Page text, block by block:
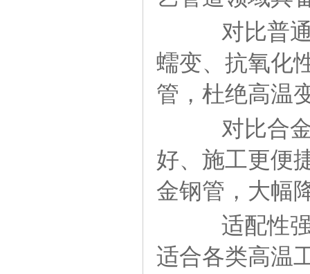
对比普通
蠕变、抗氧化
管，杜绝高温
对比合金
好、施工更便
金钢管，大幅
适配性强
适合各类高温